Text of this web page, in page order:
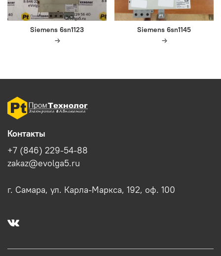
Siemens 6sn1123 Siemens 6sn1145
Контакты
+7 (846) 229-54-88
zakaz@evolga5.ru
г. Самара, ул. Карла-Маркса, 192, оф. 100